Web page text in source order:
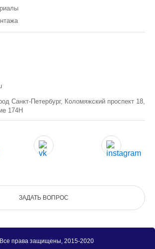
Санкт-Петербург, Коломяжский проспект 18,
174Н
ЗАДАТЬ ВОПРОС
права защищены, 2015-2020